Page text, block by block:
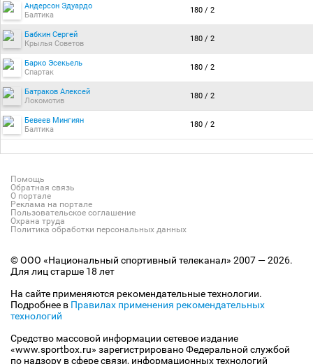
Андерсон Эдуардо
Балтика
180 / 2
Бабкин Сергей
Крылья Советов
180 / 2
Барко Эсекьель
Спартак
180 / 2
Батраков Алексей
Локомотив
180 / 2
Бевеев Мингиян
Балтика
180 / 2
Помощь
Обратная связь
О портале
Реклама на портале
Пользовательское соглашение
Охрана труда
Политика обработки персональных данных
© ООО «Национальный спортивный телеканал» 2007 — 2026.
Для лиц старше 18 лет
На сайте применяются рекомендательные технологии.
Подробнее в Правилах применения рекомендательных
технологий
Средство массовой информации сетевое издание
«www.sportbox.ru» зарегистрировано Федеральной службой
по надзору в сфере связи, информационных технологий